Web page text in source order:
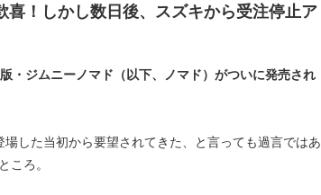
！しかし数日後、スズキから受注停止ア
・ジムニーノマド（以下、ノマド）がついに発売され
した当初から要望されてきた、と言っても過言ではあ
ころ。